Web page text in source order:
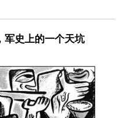
军史上的一个天坑